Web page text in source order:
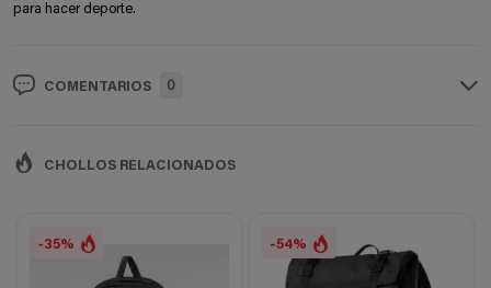
para hacer deporte.
COMENTARIOS 0
CHOLLOS RELACIONADOS
-35% -54%